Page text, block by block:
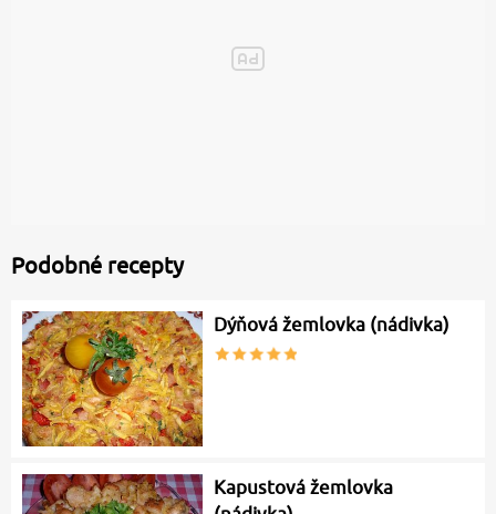
Podobné recepty
Dýňová žemlovka (nádivka)
Kapustová žemlovka